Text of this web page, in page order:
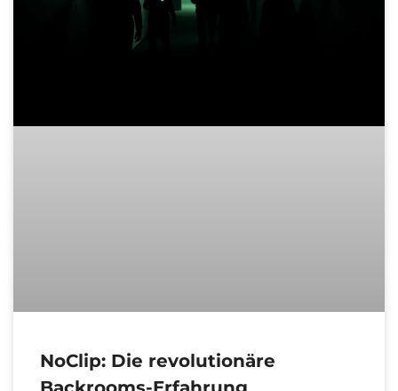
NoClip: Die revolutionäre